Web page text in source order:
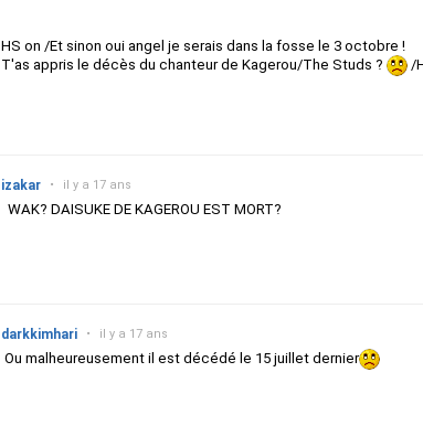
HS on /Et sinon oui angel je serais dans la fosse le 3 octobre !
T'as appris le décès du chanteur de Kagerou/The Studs ?
/
izakar • il y a 17 ans
WAK? DAISUKE DE KAGEROU EST MORT?
darkkimhari • il y a 17 ans
Ou malheureusement il est décédé le 15 juillet dernier